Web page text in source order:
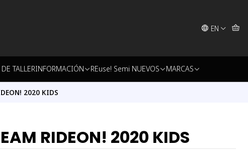
EN
TALLERINFORMACIÓN REuse! Semi NUEVOS MARCAS
2020 KIDS
RIDEON! 2020 KIDS